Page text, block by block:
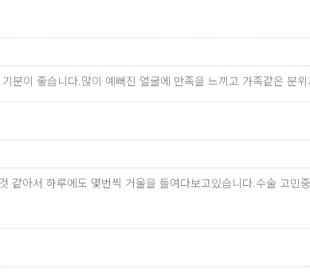
분이 좋습니다.많이 예뻐진 얼굴에 만족을 느끼고 가족같은 분
아서 하루에도 몇번씩 거울을 들여다보고있습니다.수술 고민